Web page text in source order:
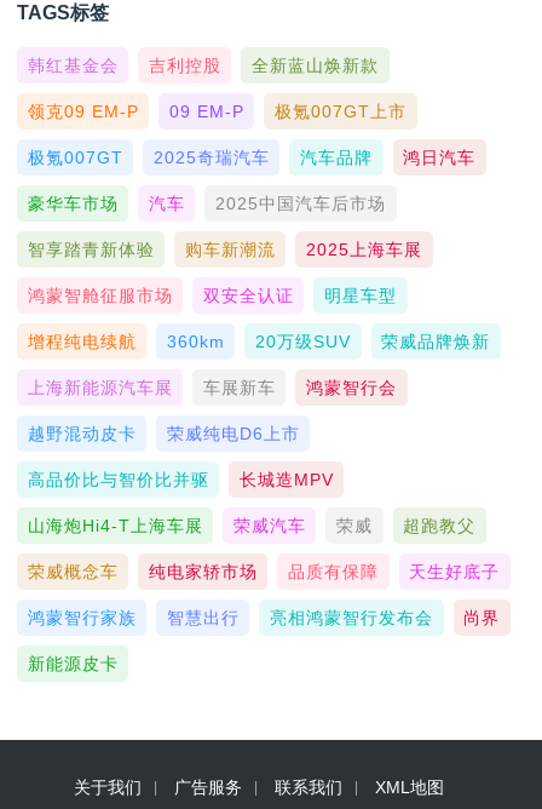
TAGS标签
韩红基金会 吉利控股 全新蓝山焕新款
领克09 EM-P 09 EM-P 极氪007GT上市
极氪007GT 2025奇瑞汽车 汽车品牌 鸿日汽车
豪华车市场 汽车 2025中国汽车后市场
智享踏青新体验 购车新潮流 2025上海车展
鸿蒙智舱征服市场 双安全认证 明星车型
增程纯电续航 360km 20万级SUV 荣威品牌焕新
上海新能源汽车展 车展新车 鸿蒙智行会
越野混动皮卡 荣威纯电D6上市
高品价比与智价比并驱 长城造MPV
山海炮Hi4-T上海车展 荣威汽车 荣威 超跑教父
荣威概念车 纯电家轿市场 品质有保障 天生好底子
鸿蒙智行家族 智慧出行 亮相鸿蒙智行发布会 尚界
新能源皮卡
关于我们 广告服务 联系我们 XML地图